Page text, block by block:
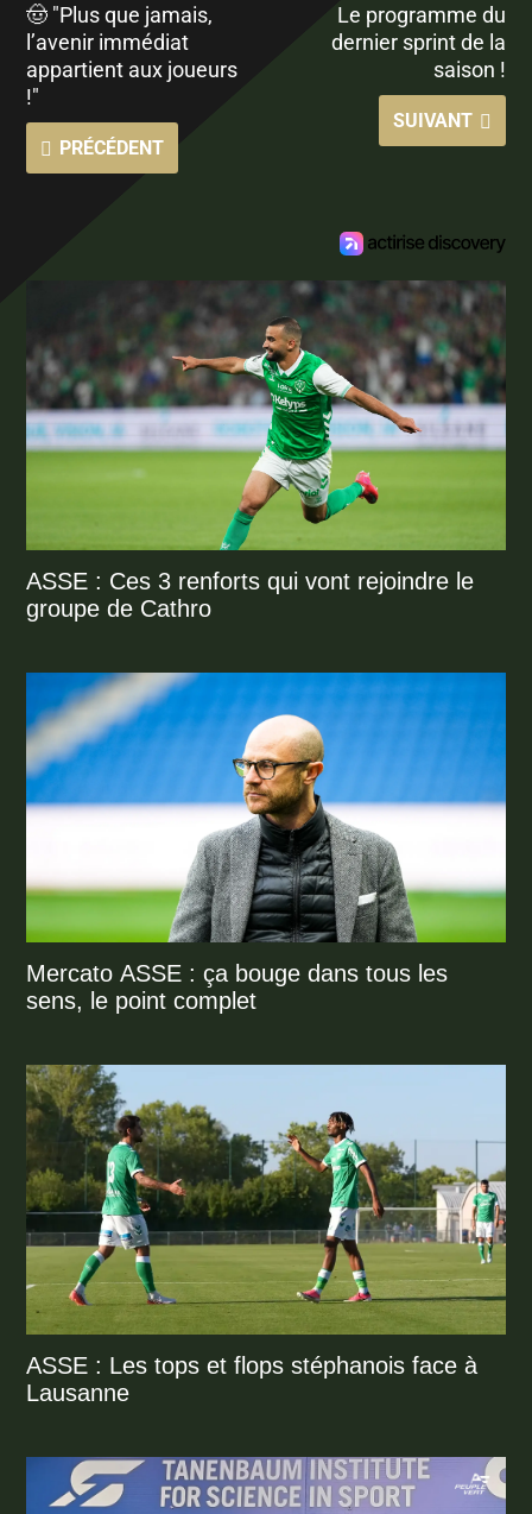
🤠 "Plus que jamais,
l’avenir immédiat
appartient aux joueurs
!"
PRÉCÉDENT
Le programme du
dernier sprint de la
saison !
SUIVANT
ASSE : Ces 3 renforts qui vont rejoindre le
groupe de Cathro
Mercato ASSE : ça bouge dans tous les
sens, le point complet
ASSE : Les tops et flops stéphanois face à
Lausanne